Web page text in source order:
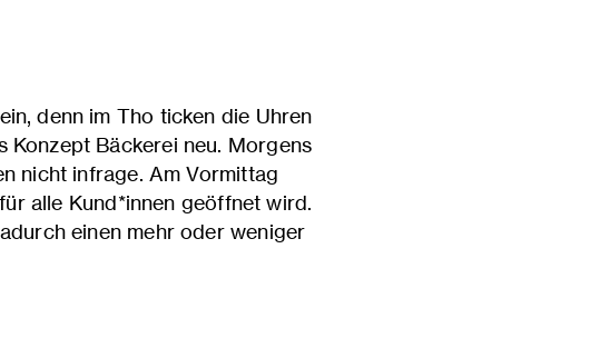
denn im Tho ticken die Uhren
Konzept Bäckerei neu. Morgens
nicht infrage. Am Vormittag
alle Kund*innen geöffnet wird.
einen mehr oder weniger